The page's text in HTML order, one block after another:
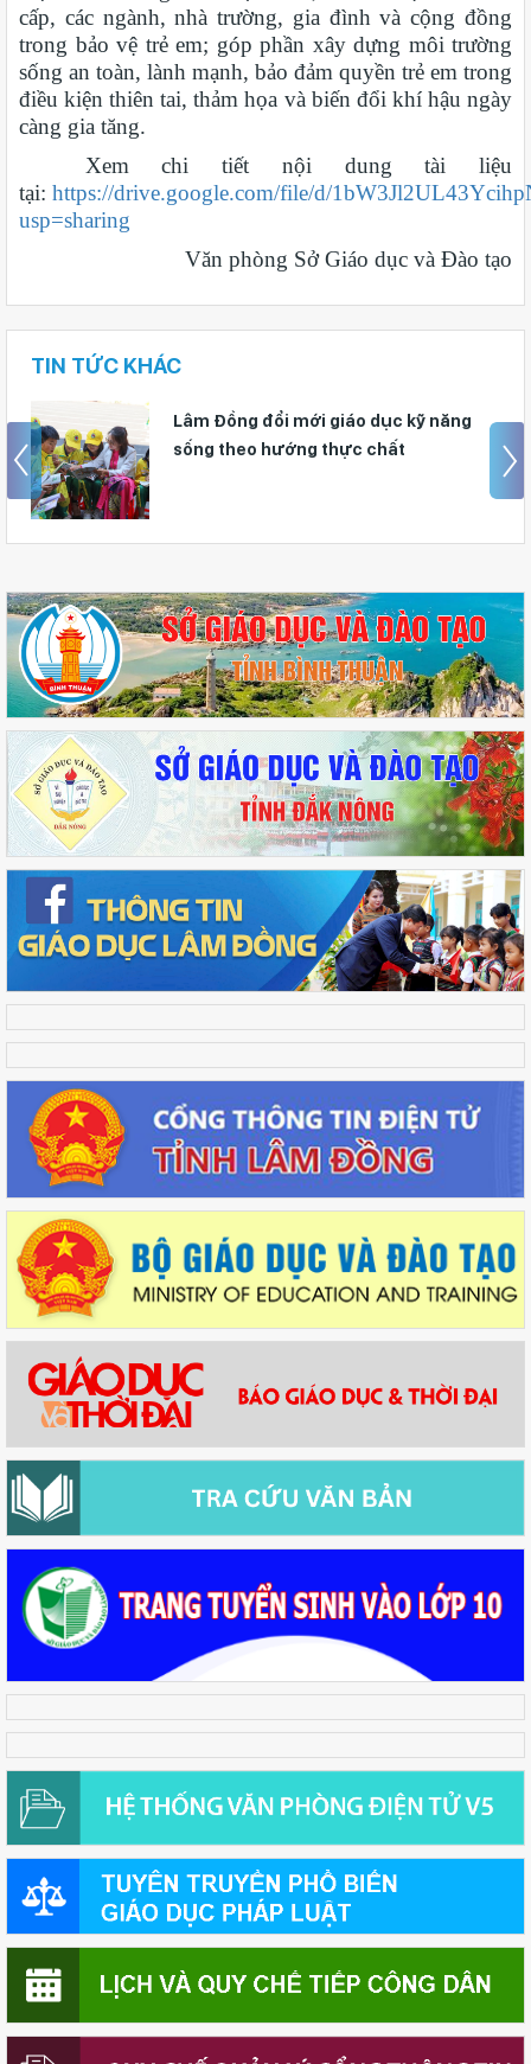
cấp, các ngành, nhà trường, gia đình và cộng đồng
trong bảo vệ trẻ em; góp phần xây dựng môi trường
sống an toàn, lành mạnh, bảo đảm quyền trẻ em trong
điều kiện thiên tai, thảm họa và biến đổi khí hậu ngày
càng gia tăng.
Xem chi tiết nội dung tài liệu
tại: https://drive.google.com/file/d/
usp=sharing
Văn phòng Sở Giáo dục và Đào tạo
TIN TỨC KHÁC
Lâm Đồng đổi mới giáo dục kỹ năng
sống theo hướng thực chất